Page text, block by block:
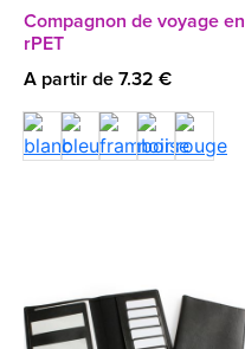
Compagnon de voyage en
rPET
A partir de 7.32 €